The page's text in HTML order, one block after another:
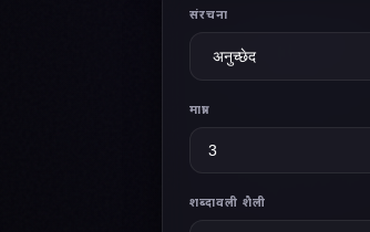
संरचना
मात्रा
शब्दावली शैली